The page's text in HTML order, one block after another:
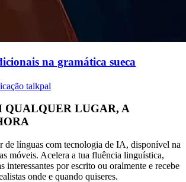
na gramática sueca
talkpal
QUALQUER LUGAR, A
de línguas com tecnologia de IA, disponível na
móveis. Acelera a tua fluência linguística,
interessantes por escrito ou oralmente e recebe
onde e quando quiseres.